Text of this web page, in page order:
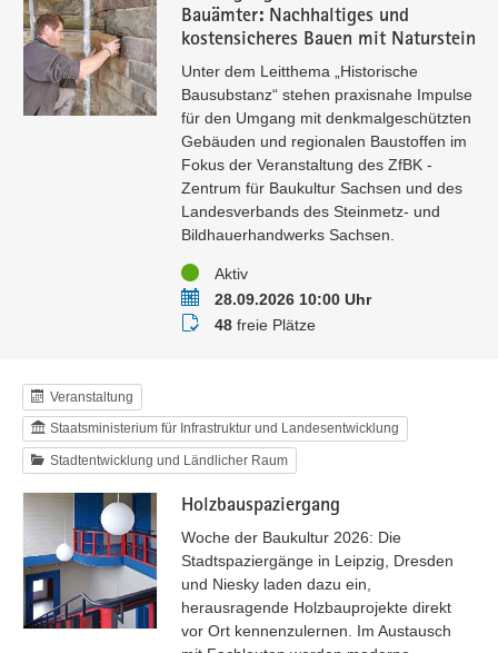
Bauämter: Nachhaltiges und
kostensicheres Bauen mit Naturstein
Unter dem Leitthema „Historische
Bausubstanz“ stehen praxisnahe Impulse
für den Umgang mit denkmalgeschützten
Gebäuden und regionalen Baustoffen im
Fokus der Veranstaltung des ZfBK -
Zentrum für Baukultur Sachsen und des
Landesverbands des Steinmetz- und
Bildhauerhandwerks Sachsen.
StatusAktiv
Termin28.09.2026 10:00 Uhr
Buchungsstatus
48freie Plätze
Veranstaltung
Staatsministerium für Infrastruktur und Landesentwicklung
Stadtentwicklung und Ländlicher Raum
Holzbauspaziergang
Woche der Baukultur 2026: Die
Stadtspaziergänge in Leipzig, Dresden
und Niesky laden dazu ein,
herausragende Holzbauprojekte direkt
vor Ort kennenzulernen. Im Austausch